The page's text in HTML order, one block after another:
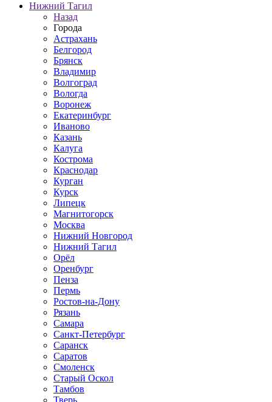
Нижний Тагил
Назад
Города
Астрахань
Белгород
Брянск
Владимир
Волгоград
Вологда
Воронеж
Екатеринбург
Иваново
Казань
Калуга
Кострома
Краснодар
Курган
Курск
Липецк
Магнитогорск
Москва
Нижний Новгород
Нижний Тагил
Орёл
Оренбург
Пенза
Пермь
Ростов‑на‑Дону
Рязань
Самара
Санкт‑Петербург
Саранск
Саратов
Смоленск
Старый Оскол
Тамбов
Тверь